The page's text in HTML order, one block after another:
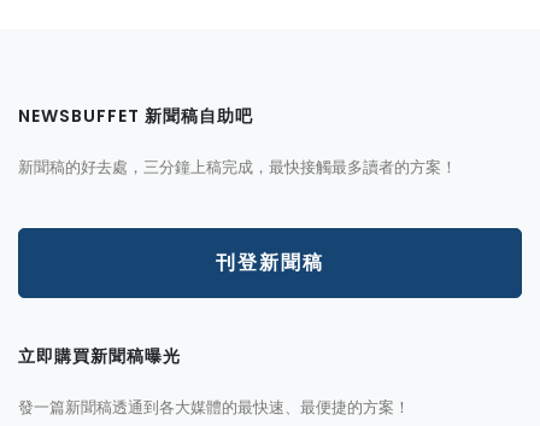
NEWSBUFFET 新聞稿自助吧
新聞稿的好去處，三分鐘上稿完成，最快接觸最多讀者的方案！
刊登新聞稿
立即購買新聞稿曝光
發一篇新聞稿透通到各大媒體的最快速、最便捷的方案！